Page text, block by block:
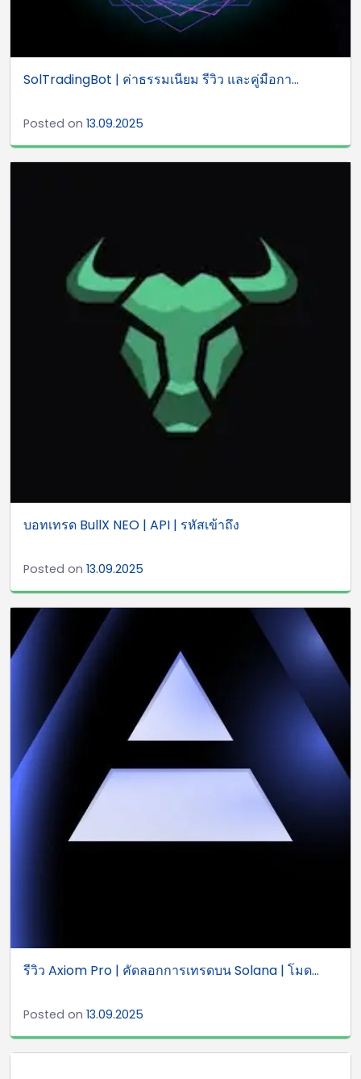
SolTradingBot | ค่าธรรมเนียม รีวิว และคู่มือกา...
Posted on 13.09.2025
บอทเทรด BullX NEO | API | รหัสเข้าถึง
Posted on 13.09.2025
รีวิว Axiom Pro | คัดลอกการเทรดบน Solana | โมด...
Posted on 13.09.2025